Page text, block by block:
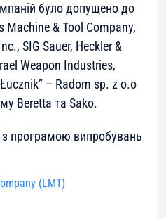
було допущено до
Machine & Tool Company,
SIG Sauer, Heckler &
Weapon Industries,
– Radom sp. z o.o
Beretta та Sako.
програмою випробувань
(LMT)